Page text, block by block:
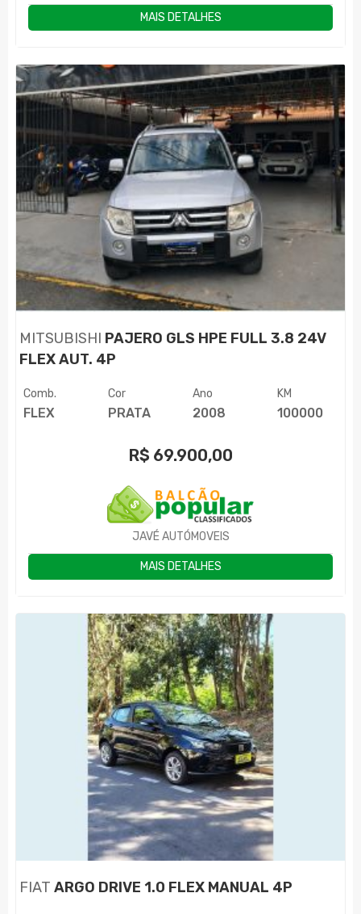
MAIS DETALHES
MITSUBISHI PAJERO GLS HPE FULL 3.8 24V
FLEX AUT. 4P
Comb.
FLEX
Cor
PRATA
Ano
2008
KM
100000
R$ 69.900,00
JAVÉ AUTÓMOVEIS
MAIS DETALHES
FIAT ARGO DRIVE 1.0 FLEX MANUAL 4P